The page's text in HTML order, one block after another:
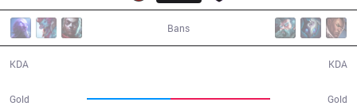
Bans
KDA
Gold Gold
KDA